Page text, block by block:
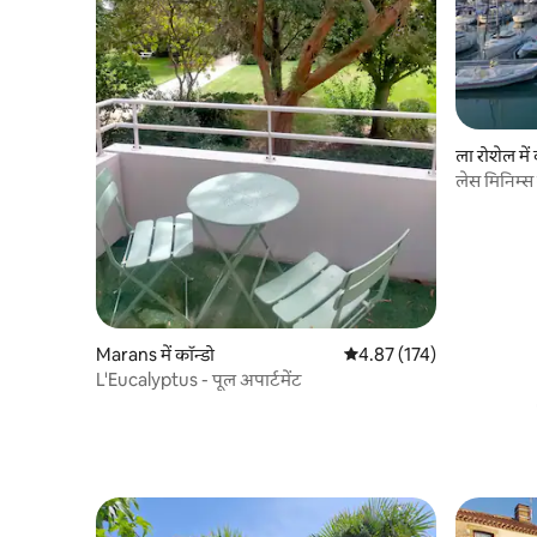
Marans में कॉन्डो औसत रेटिंग 5 में से 4.87, 174
4.87 (174)
L'Eucalyptus - पूल अपार्टमेंट
ला रोशेल में
लेस